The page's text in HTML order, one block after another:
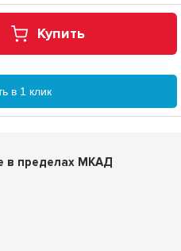
Купить
в 1 клик
в пределах МКАД